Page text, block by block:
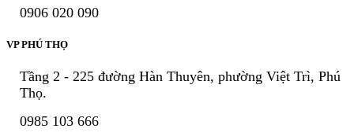
0906 020 090
VP PHÚ THỌ
Tầng 2 - 225 đường Hàn Thuyên, phường Việt Trì, Phú
Thọ.
0985 103 666